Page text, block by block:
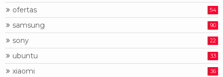
ofertas 54
samsung 90
sony 22
ubuntu 33
xiaomi 36